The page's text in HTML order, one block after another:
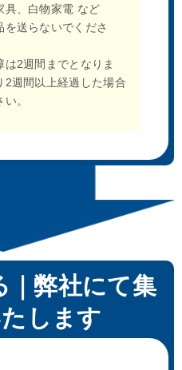
、白物家電 など
送らないでくださ
2週間までとなりま
2週間以上経過した場合
。
｜弊社にて集
します